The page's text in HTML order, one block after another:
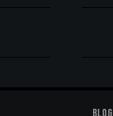
Blog